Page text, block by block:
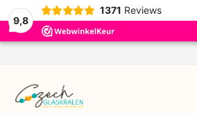
9,8
1371 Reviews